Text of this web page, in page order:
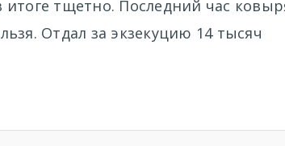
тщетно. Последний час
Отдал за экзекуцию 14 тысяч